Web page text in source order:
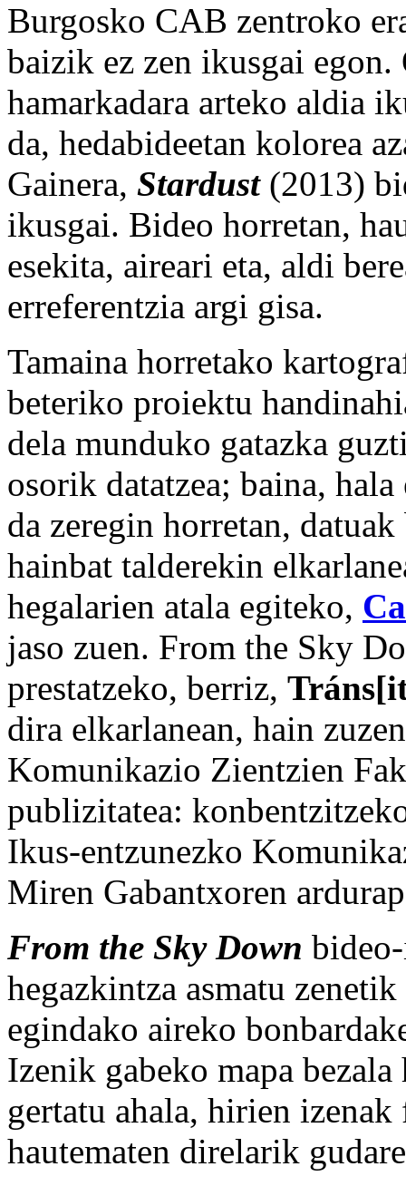
Burgosko CAB zentroko
baizik ez zen ikusgai
hamarkadara arteko aldia
da, hedabideetan kolorea
Gainera, Stardust(2013)
ikusgai. Bideo horretan,
esekita, aireari eta, aldi
erreferentzia argi gisa.
Tamaina horretako
beteriko proiektu
dela munduko gatazka
osorik datatzea; baina,
da zeregin horretan,
hainbat talderekin
hegalarien atala egiteko,
jaso zuen. From the Sky
prestatzeko, berriz,
dira elkarlanean, hain
Komunikazio Zientzien
publizitatea:
Ikus-entzunezko
Miren Gabantxoren
From the Sky Down
hegazkintza asmatu
egindako aireko
Izenik gabeko mapa
gertatu ahala, hirien
hautematen direlarik